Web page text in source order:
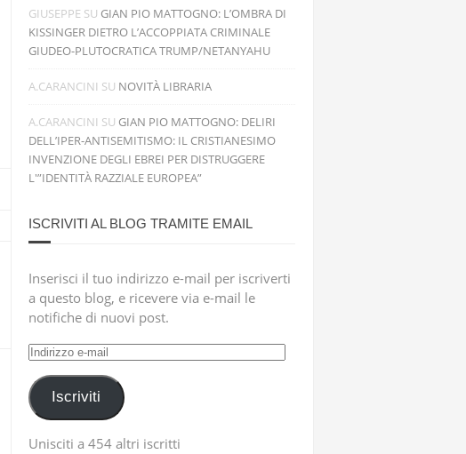
GIUSEPPE SU GIAN PIO MATTOGNO: L’OMBRA DI
KISSINGER DIETRO L’ACCOPPIATA CRIMINALE
GIUDEO-PLUTOCRATICA TRUMP/NETANYAHU
A.CARANCINI SU NOVITÀ LIBRARIA
A.CARANCINI SU GIAN PIO MATTOGNO: DELIRI
DELL’IPER-ANTISEMITISMO: IL CRISTIANESIMO
INVENZIONE DEGLI EBREI PER DISTRUGGERE
L'”IDENTITÀ RAZZIALE EUROPEA”
ISCRIVITI AL BLOG TRAMITE EMAIL
Inserisci il tuo indirizzo e-mail per iscriverti
a questo blog, e ricevere via e-mail le
notifiche di nuovi post.
Indirizzo
mailIscriviti
Unisciti a 454 altri iscritti